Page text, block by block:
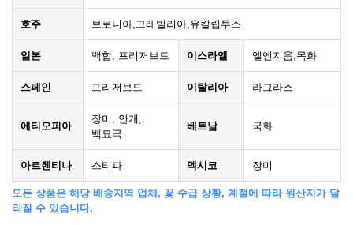
호주 브로니아,그레빌리아,유칼립투스
일본 백합, 프리저브드 이스라엘 엘엔지움,목화
스페인 프리저브드 이탈리아 라그라스
에티오피아
장미, 안개,
백묘국
베트남 국화
아르헨티나 스티파 멕시코 장미
모든 상품은 해당 배송지역 업체, 꽃 수급 상황, 계절에 따라 원산지가 달
라질 수 있습니다.